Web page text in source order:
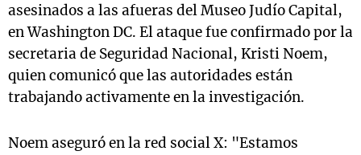
asesinados a las afueras del Museo Judío Capital,
en Washington DC. El ataque fue confirmado por la
secretaria de Seguridad Nacional, Kristi Noem,
quien comunicó que las autoridades están
trabajando activamente en la investigación.
Noem aseguró en la red social X: "Estamos